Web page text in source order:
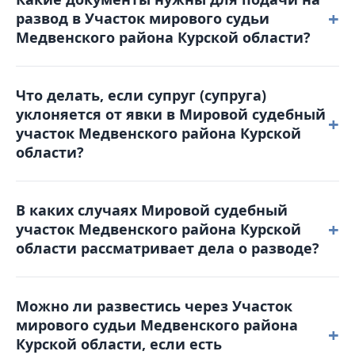
суд в течение месяца с момента вынесения
решения. Жалоба подается в Мировой судебный
участок Медвенского района Курской области,
который и рассматривал дело.
развод в Участок мирового судьи
Медвенского района Курской области?
+
свидетельство о браке, квитанция об оплате
госпошлины, свидетельства о рождении детей
(если они есть), а также соглашение о детях (при
наличии несовершеннолетних детей).
Что делать, если супруг (супруга)
уклоняется от явки в Мировой судебный
участок Медвенского района Курской
области?
+
отсутствие уклоняющейся стороны. Однако
рекомендуется заранее уведомить суд о причинах
неявки и предоставить соответствующие
доказательства (например, больничный лист).
В каких случаях Мировой судебный
участок Медвенского района Курской
области рассматривает дела о разводе?
+
Курской области принимает заявления о
расторжении брака, когда супруги пришли к
взаимному согласию и у них нет разногласий по
Можно ли развестись через Участок
мирового судьи Медвенского района
Курской области, если есть
+